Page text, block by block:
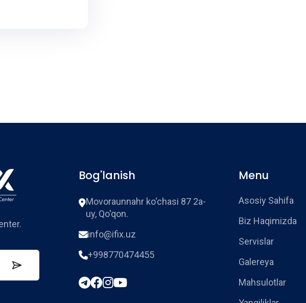
Bog'lanish
Movoraunnahr ko‘chasi 87 2a-
uy, Qo'qon.
info@ifix.uz
+998770474455
Menu
Asosiy Sahifa
Biz Haqimizda
Servislar
Galereya
Mahsulotlar